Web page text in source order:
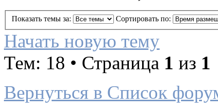
Показать темы за: Сортировать по:
Начать новую тему
Тем: 18 • Страница 1 из 1
Вернуться в Список